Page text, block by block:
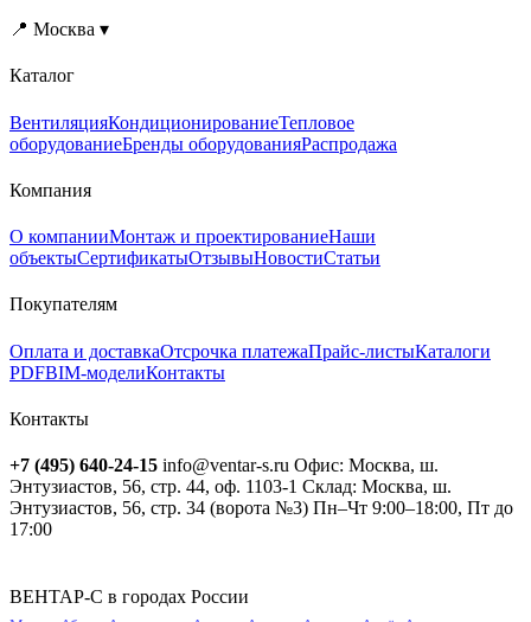
📍 Москва ▾
Каталог
ВентиляцияКондиционированиеТепловое
оборудованиеБренды оборудованияРаспродажа
Компания
О компанииМонтаж и проектированиеНаши
объектыСертификатыОтзывыНовостиСтатьи
Покупателям
Оплата и доставкаОтсрочка платежаПрайс-листыКаталоги
PDFBIM-моделиКонтакты
Контакты
+7 (495) 640-24-15 info@ventar-s.ru Офис: Москва, ш.
Энтузиастов, 56, стр. 44, оф. 1103-1 Склад: Москва, ш.
Энтузиастов, 56, стр. 34 (ворота №3) Пн–Чт 9:00–18:00, Пт до
17:00
ВЕНТАР-С в городах России